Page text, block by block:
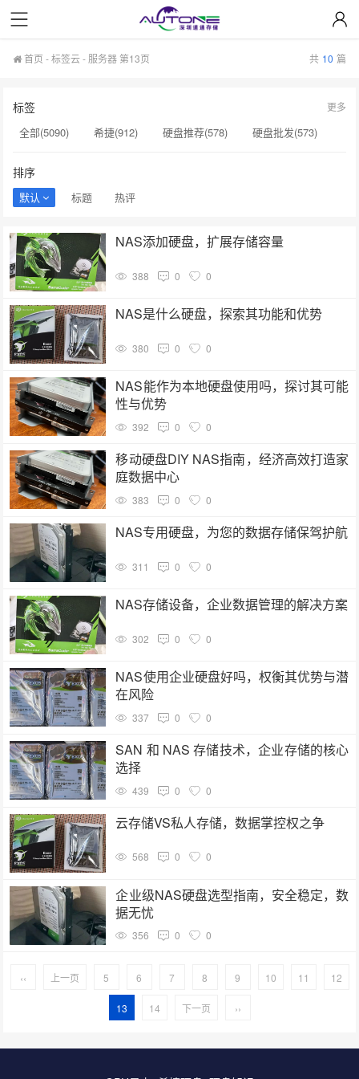
首页 -标签云- 服务器 第13页 共 10 篇
标签
全部(5090) 希捷(912) 硬盘推荐(578)
硬盘批发(573)
硬盘采购(474)
希捷硬盘(471)
硬盘真伪鉴别(134)
硬盘转速(132)
NAS(132)
H20显卡(131)
H100显卡(131)
硬盘质量(130)
GPU服务器(130)
H200服务器(126)
更多
排序
默认 标题 热评
NAS添加硬盘，扩展存储容量
388 0 0
NAS是什么硬盘，探索其功能和优势
380 0 0
NAS能作为本地硬盘使用吗，探讨其可能
性与优势
392 0 0
移动硬盘DIY NAS指南，经济高效打造家
庭数据中心
383 0 0
NAS专用硬盘，为您的数据存储保驾护航
311 0 0
NAS存储设备，企业数据管理的解决方案
302 0 0
NAS使用企业硬盘好吗，权衡其优势与潜
在风险
337 0 0
SAN 和 NAS 存储技术，企业存储的核心
选择
439 0 0
云存储VS私人存储，数据掌控权之争
568 0 0
企业级NAS硬盘选型指南，安全稳定，数
据无忧
356 0 0
‹‹ 上一页 5 6 7 8 9 10 11 12
13 14 下一页 ››